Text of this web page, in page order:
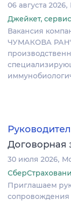
06 августа 2026
Джейкет,
Вакансия
ЧУМАКОВА РАН"
Договорная
30 июля 2026
Приглашаем